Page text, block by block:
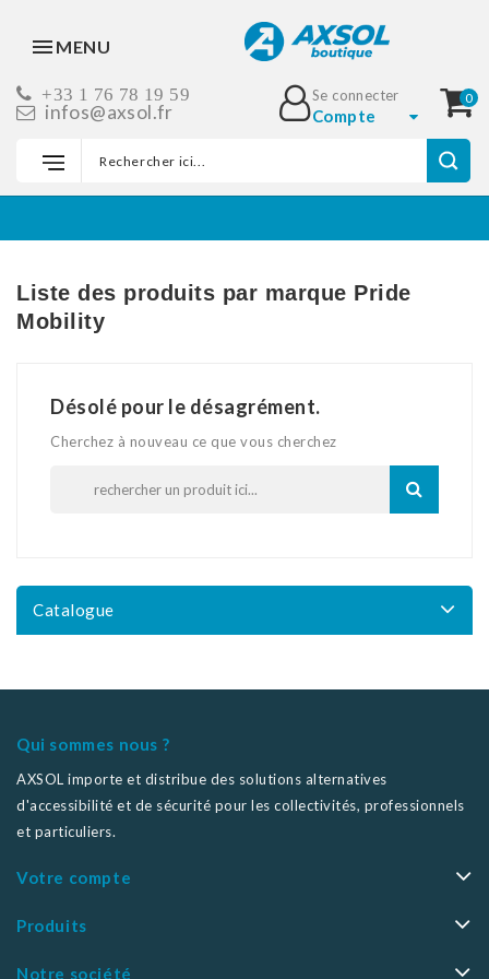
MENU
+33 1 76 78 19 59
infos@axsol.fr
0
Se connecter
Compte
Accueil Marques
Liste des produits par marque Pride
Mobility
Désolé pour le désagrément.
Cherchez à nouveau ce que vous cherchez
Catalogue
Qui sommes nous ?
AXSOL importe et distribue des solutions alternatives
d'accessibilité et de sécurité pour les collectivités, professionnels
et particuliers.
Votre compte
Produits
Notre société